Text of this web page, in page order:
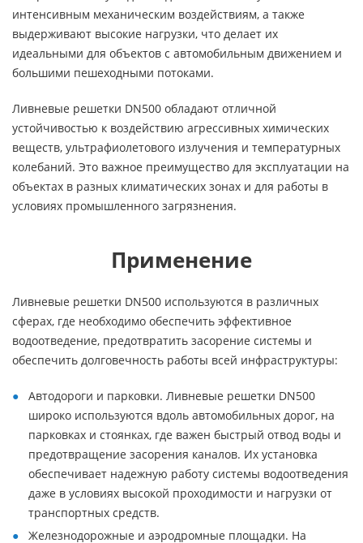
интенсивным механическим воздействиям, а также
выдерживают высокие нагрузки, что делает их
идеальными для объектов с автомобильным движением и
большими пешеходными потоками.
Ливневые решетки DN500 обладают отличной
устойчивостью к воздействию агрессивных химических
веществ, ультрафиолетового излучения и температурных
колебаний. Это важное преимущество для эксплуатации на
объектах в разных климатических зонах и для работы в
условиях промышленного загрязнения.
Применение
Ливневые решетки DN500 используются в различных
сферах, где необходимо обеспечить эффективное
водоотведение, предотвратить засорение системы и
обеспечить долговечность работы всей инфраструктуры:
Автодороги и парковки. Ливневые решетки DN500
широко используются вдоль автомобильных дорог, на
парковках и стоянках, где важен быстрый отвод воды и
предотвращение засорения каналов. Их установка
обеспечивает надежную работу системы водоотведения
даже в условиях высокой проходимости и нагрузки от
транспортных средств.
Железнодорожные и аэродромные площадки. На